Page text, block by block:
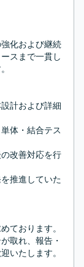
化および継続
スまで一貫し
計および詳細
体・結合テス
改善対応を行
推進していた
ております。
取れ、報告・
いたします。